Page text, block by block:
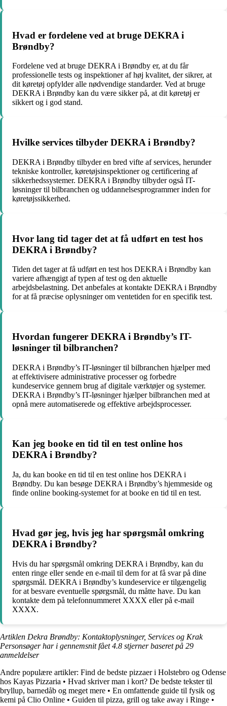
Hvad er fordelene ved at bruge DEKRA i
Brøndby?
Fordelene ved at bruge DEKRA i Brøndby er, at du får
professionelle tests og inspektioner af høj kvalitet, der sikrer, at
dit køretøj opfylder alle nødvendige standarder. Ved at bruge
DEKRA i Brøndby kan du være sikker på, at dit køretøj er
sikkert og i god stand.
Hvilke services tilbyder DEKRA i Brøndby?
DEKRA i Brøndby tilbyder en bred vifte af services, herunder
tekniske kontroller, køretøjsinspektioner og certificering af
sikkerhedssystemer. DEKRA i Brøndby tilbyder også IT-
løsninger til bilbranchen og uddannelsesprogrammer inden for
køretøjssikkerhed.
Hvor lang tid tager det at få udført en test hos
DEKRA i Brøndby?
Tiden det tager at få udført en test hos DEKRA i Brøndby kan
variere afhængigt af typen af test og den aktuelle
arbejdsbelastning. Det anbefales at kontakte DEKRA i Brøndby
for at få præcise oplysninger om ventetiden for en specifik test.
Hvordan fungerer DEKRA i Brøndby’s IT-
løsninger til bilbranchen?
DEKRA i Brøndby’s IT-løsninger til bilbranchen hjælper med
at effektivisere administrative processer og forbedre
kundeservice gennem brug af digitale værktøjer og systemer.
DEKRA i Brøndby’s IT-løsninger hjælper bilbranchen med at
opnå mere automatiserede og effektive arbejdsprocesser.
Kan jeg booke en tid til en test online hos
DEKRA i Brøndby?
Ja, du kan booke en tid til en test online hos DEKRA i
Brøndby. Du kan besøge DEKRA i Brøndby’s hjemmeside og
finde online booking-systemet for at booke en tid til en test.
Hvad gør jeg, hvis jeg har spørgsmål omkring
DEKRA i Brøndby?
Hvis du har spørgsmål omkring DEKRA i Brøndby, kan du
enten ringe eller sende en e-mail til dem for at få svar på dine
spørgsmål. DEKRA i Brøndby’s kundeservice er tilgængelig
for at besvare eventuelle spørgsmål, du måtte have. Du kan
kontakte dem på telefonnummeret XXXX eller på e-mail
XXXX.
Artiklen Dekra Brøndby: Kontaktoplysninger, Services og Krak
Personsøger har i gennemsnit fået4.8 stjerner baseret på 29
anmeldelser
Andre populære artikler: Find de bedste pizzaer i Holstebro og Odense
hos Kayas Pizzaria • Hvad skriver man i kort? De bedste tekster til
bryllup, barnedåb og meget mere • En omfattende guide til fysik og
kemi på Clio Online • Guiden til pizza, grill og take away i Ringe •